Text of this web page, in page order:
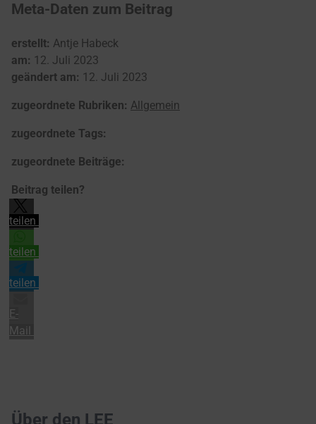
Meta-Daten zum Beitrag
erstellt: Antje Habeck
am: 12. Juli 2023
geändert am: 12. Juli 2023
zugeordnete Rubriken: Allgemein
zugeordnete Tags:
zugeordnete Beiträge:
Beitrag teilen?
teilen
teilen
teilen
E-
Mail
Über den LEE